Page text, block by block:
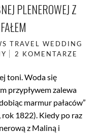
PLENEROWEJ Z
TRAVEL WEDDING
2 KOMENTARZE
toni. Woda się
przypływem zalewa
marmur pałaców”
rok 1822). Kiedy po raz
z Maliną i